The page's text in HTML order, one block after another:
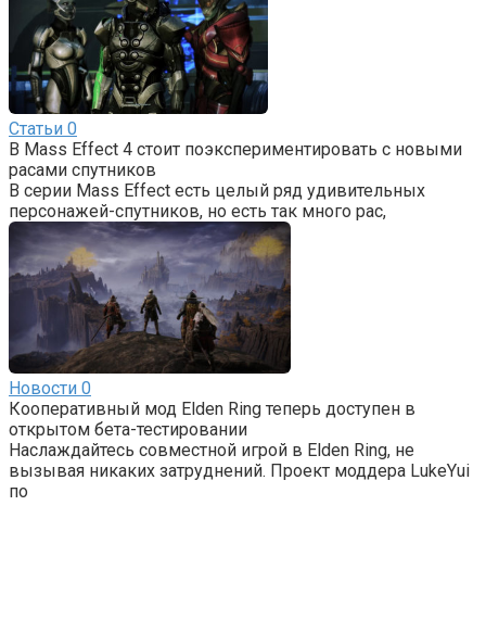
Статьи 0
В Mass Effect 4 стоит поэкспериментировать с новыми
расами спутников
В серии Mass Effect есть целый ряд удивительных
персонажей-спутников, но есть так много рас,
Новости 0
Кооперативный мод Elden Ring теперь доступен в
открытом бета-тестировании
Наслаждайтесь совместной игрой в Elden Ring, не
вызывая никаких затруднений. Проект моддера LukeYui
по